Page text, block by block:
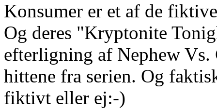
Konsumer er et af de
Og deres "Kryptonite
efterligning af Nephew Vs.
hittene fra serien. Og
fiktivt eller ej:-)